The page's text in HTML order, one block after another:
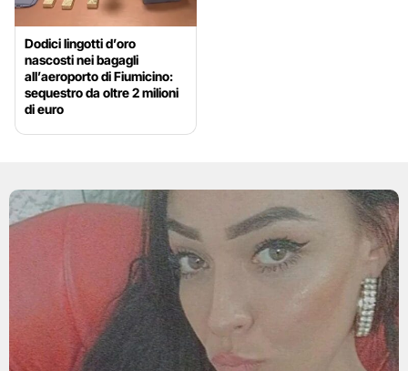
Dodici lingotti d’oro
nascosti nei bagagli
all’aeroporto di Fiumicino:
sequestro da oltre 2 milioni
di euro